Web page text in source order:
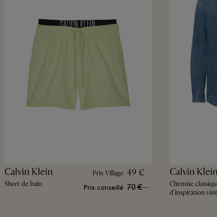
Calvin Klein
Short de bain
Prix Village 49 €
Prix conseillé 70 €
Calvin
Chemise
d’inspiration